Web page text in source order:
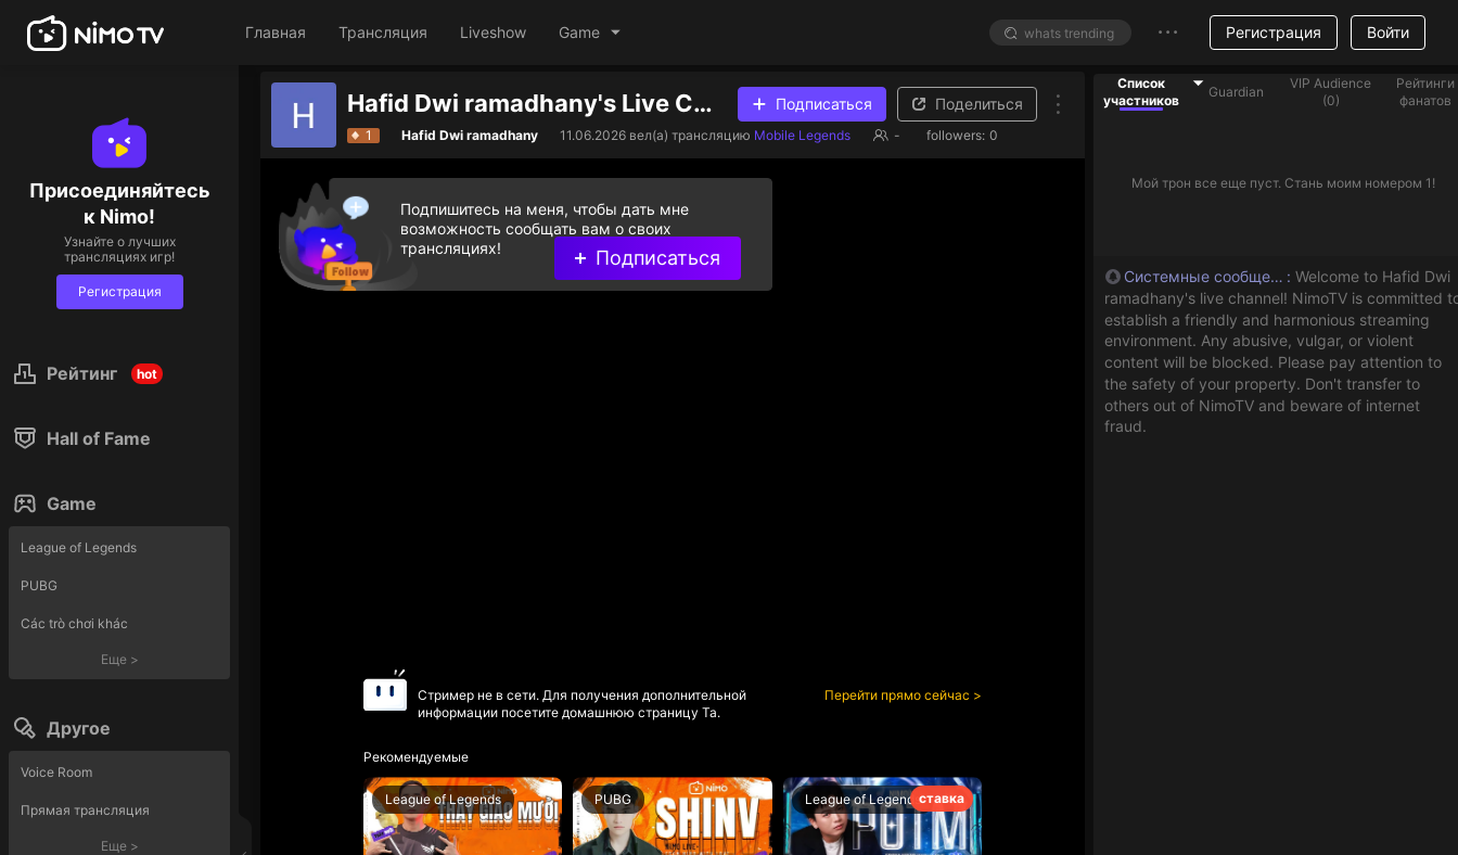
Главная Трансляция Liveshow Game Регистрация Войти
Присоединяйтесь
к Nimo!
Узнайте о лучших
трансляциях игр!
Регистрация
Рейтинг hot
Hall of Fame
Game
League of Legends
PUBG
Các trò chơi khác
Еще>
Другое
Voice Room
Прямая трансляция
Еще>
Hafid Dwi ramadhany's Live Channel Подписаться Поделиться
1 Hafid Dwi ramadhany 11.06.2026 вел(а) трансляцию Mobile Legends - followers: 0
Стример не в сети. Для получения дополнительной
информации посетите домашнюю страницу Та.
Перейти прямо сейчас
Рекомендуемые
League of Legends PUBG ставка
League of Legends
Подпишитесь на меня, чтобы дать мне
возможность сообщать вам о своих
трансляциях!
Подписаться
Список
участников
Guardian
VIP Audience
(0)
Рейтинги
фанатов
Мой трон все еще пуст. Стань моим номером 1!
Системные сообщения : Welcome to Hafid Dwi
ramadhany's live channel! NimoTV is committed
establish a friendly and harmonious streaming
environment. Any abusive, vulgar, or violent
content will be blocked. Please pay attention to
the safety of your property. Don't transfer to
others out of NimoTV and beware of internet
fraud.